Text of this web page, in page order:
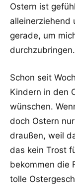
Ostern ist
alleinerziehend
gerade, um
durchzubringen.
Schon seit
Kindern in den
wünschen.
doch Ostern
draußen, weil
das kein Trost
bekommen die
tolle